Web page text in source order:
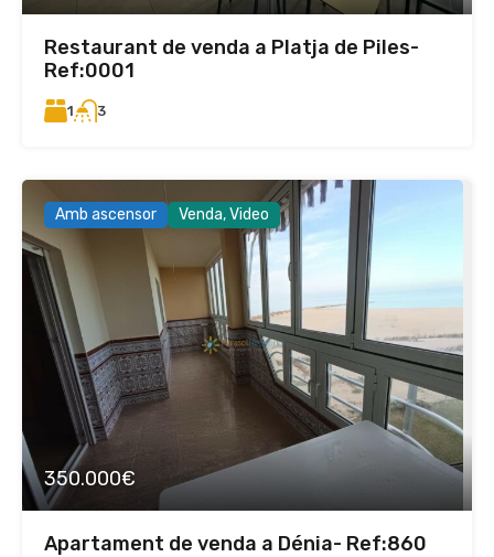
Restaurant de venda a Platja de Piles-
Ref:0001
1 3
Amb ascensor Venda, Video
350.000€
Apartament de venda a Dénia- Ref:860